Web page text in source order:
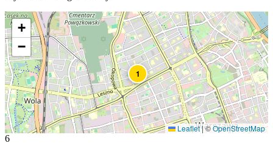
1
+
−
Leaflet|©OpenStreetMap
6